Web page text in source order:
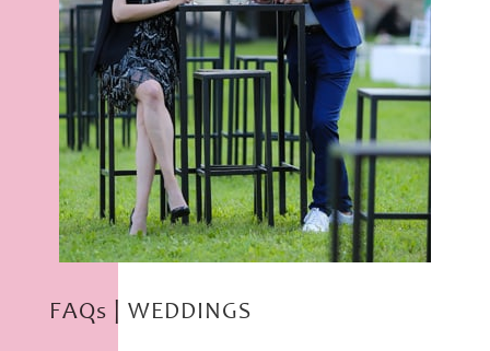
FAQs | WEDDINGS